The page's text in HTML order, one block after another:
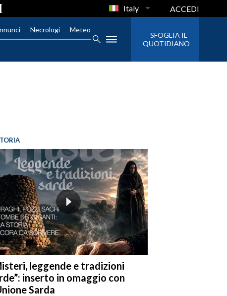
Italy ACCEDI
Necrologi Meteo
SFOGLIA IL
QUOTIDIANO
leggende e tradizioni
inserto in omaggio con
Sarda